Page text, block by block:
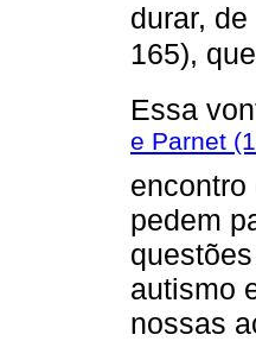
durar,
165),
Essa
e Parnet
pedem
autismo
nossas